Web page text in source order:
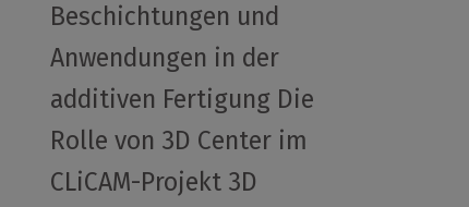
Beschichtungen und
Anwendungen in der
additiven Fertigung Die
Rolle von 3D Center im
CLiCAM-Projekt 3D